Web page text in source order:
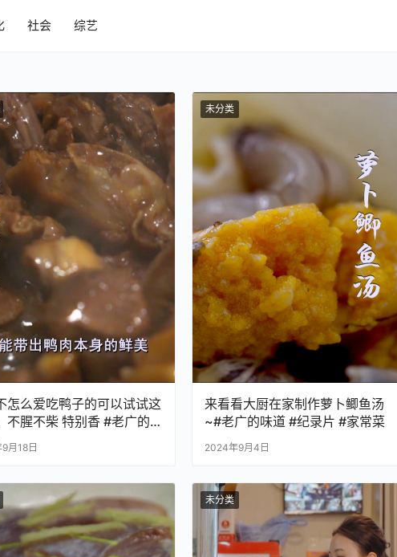
社会 综艺
怎么爱吃鸭子的可以试试这
不腥不柴 特别香 #老广的
纪录片 #家常菜
月18日
未分类
来看看大厨在家制作萝卜鲫鱼汤
~#老广的味道 #纪录片 #家常菜
2024年9月4日
未分类